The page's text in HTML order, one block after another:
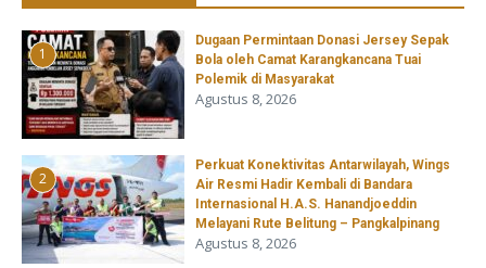
1
‎Dugaan Permintaan Donasi Jersey Sepak
Bola oleh Camat Karangkancana Tuai
Polemik di Masyarakat
Agustus 8, 2026
2
Perkuat Konektivitas Antarwilayah, Wings
Air Resmi Hadir Kembali di Bandara
Internasional H.A.S. Hanandjoeddin
Melayani Rute Belitung – Pangkalpinang
Agustus 8, 2026